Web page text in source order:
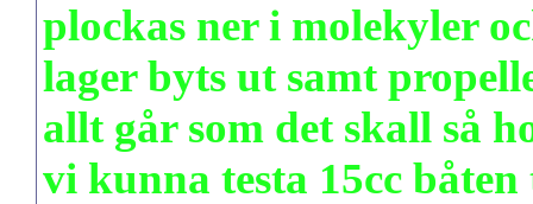
plockas ner i molekyler
lager byts ut samt
allt går som det skall så
vi kunna testa 15cc